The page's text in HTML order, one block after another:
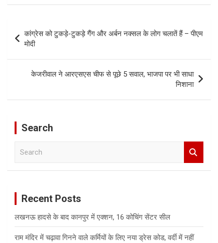
Post
navigation
कांग्रेस को टुकड़े-टुकड़े गैंग और अर्बन नक्सल के लोग चलातें हैं – पीएम
मोदी
केजरीवाल ने आरएसएस चीफ से पूछे 5 सवाल, भाजपा पर भी साधा
निशाना
Search
Recent Posts
लखनऊ हादसे के बाद कानपुर में एक्शन, 16 कोचिंग सेंटर सील
राम मंदिर में चढ़ावा गिनने वाले कर्मियों के लिए नया ड्रेस कोड, वर्दी में नहीं